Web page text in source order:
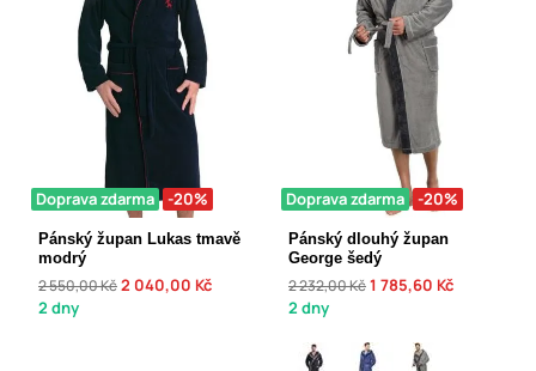
Doprava zdarma -20%
Pánský župan Lukas tmavě
modrý
2 550,00 Kč2 040,00 Kč
2 dny
Doprava zdarma -20%
Pánský dlouhý župan
George šedý
2 232,00 Kč1 785,60 Kč
2 dny